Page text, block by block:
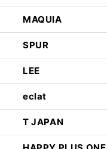
MAQUIA
SPUR
LEE
eclat
T JAPAN